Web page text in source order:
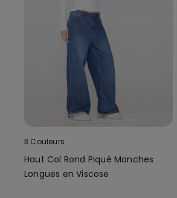
3 Couleurs
Haut Col Rond Piqué Manches
Longues en Viscose